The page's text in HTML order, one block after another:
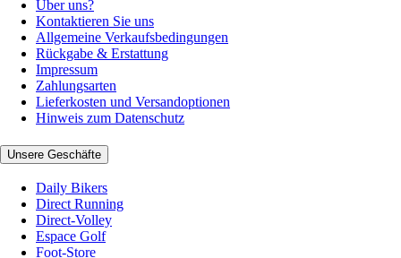
Über uns?
Kontaktieren Sie uns
Allgemeine Verkaufsbedingungen
Rückgabe & Erstattung
Impressum
Zahlungsarten
Lieferkosten und Versandoptionen
Hinweis zum Datenschutz
Unsere Geschäfte
Daily Bikers
Direct Running
Direct-Volley
Espace Golf
Foot-Store